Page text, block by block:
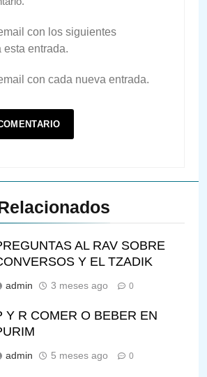
con los siguientes
esta entrada.
con cada nueva entrada.
AL RAV SOBRE
Y EL TZADIK
admin 3 meses ago 0
Y R COMER O BEBER EN
admin 5 meses ago 0